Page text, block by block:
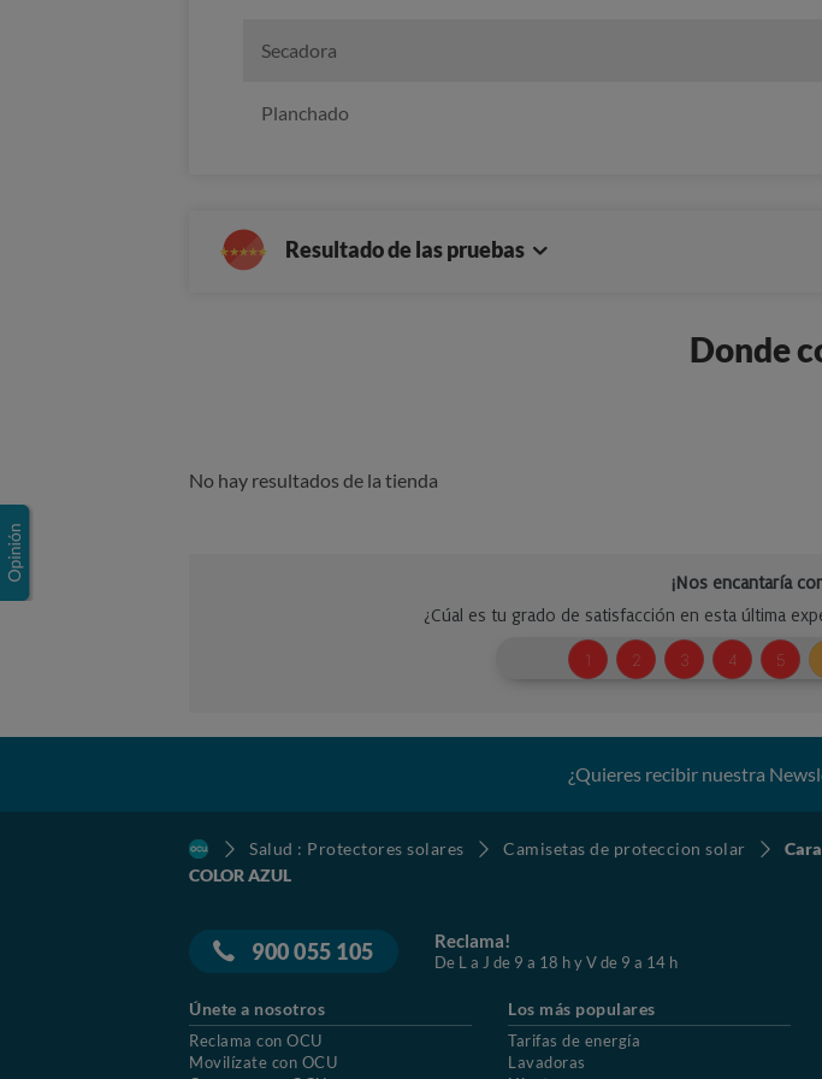
Secadora
Planchado
Resultado de las pruebas
Donde
No hay resultados de la tienda
¿Quieres recibir nuestra
Salud : Protectores solares Camisetas de proteccion solar
COLOR AZUL
900 055 105 Reclama!
De L a J de 9 a 18 h y V de 9 a 14 h
Únete a nosotros
Reclama con OCU
Movilízate con OCU
Los más populares
Tarifas de energía
Lavadoras